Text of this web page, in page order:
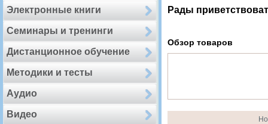
Электронные книги
Семинары и тренинги
Дистанционное обучение
Методики и тесты
Аудио
Видео
Рады
Обзор товаров